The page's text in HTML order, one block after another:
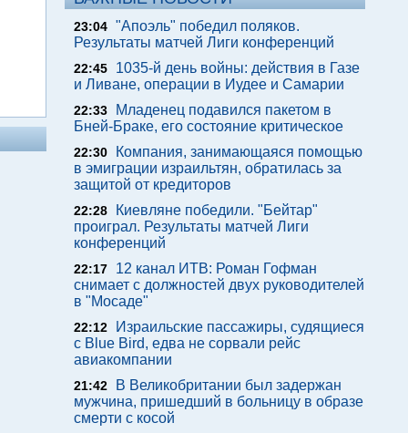
23:04 "Апоэль" победил поляков.
Результаты матчей Лиги конференций
22:45
1035-й день войны: действия в Газе
и Ливане, операции в Иудее и Самарии
22:33
Младенец подавился пакетом в
Бней-Браке, его состояние критическое
22:30
Компания, занимающаяся помощью
в эмиграции израильтян, обратилась за
защитой от кредиторов
22:28
Киевляне победили. "Бейтар"
проиграл. Результаты матчей Лиги
конференций
22:17
12 канал ИТВ: Роман Гофман
снимает с должностей двух руководителей
в "Мосаде"
22:12
Израильские пассажиры, судящиеся
с Blue Bird, едва не сорвали рейс
авиакомпании
21:42
В Великобритании был задержан
мужчина, пришедший в больницу в образе
смерти с косой